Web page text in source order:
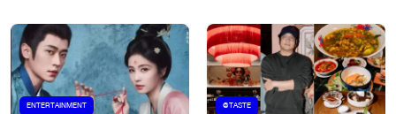
ENTERTAINMENT @TASTE